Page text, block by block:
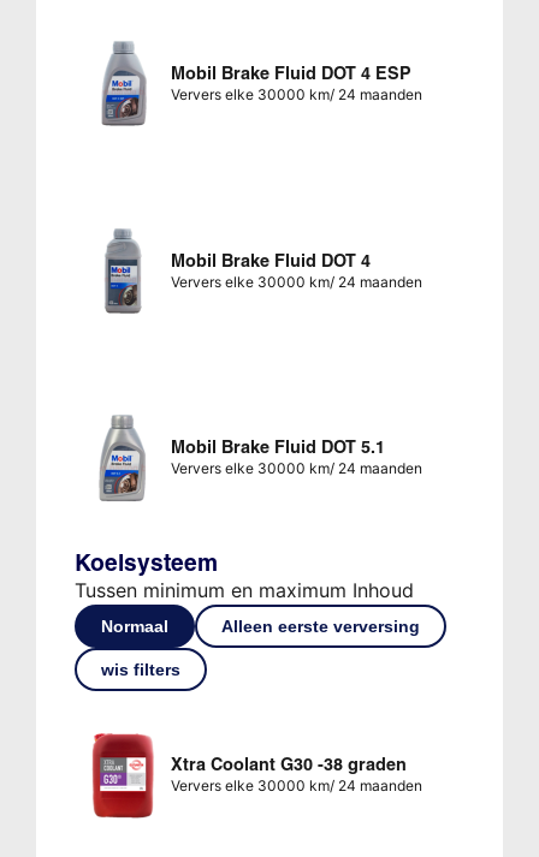
Mobil Brake Fluid DOT 4 ESP
Ververs elke 30000 km/ 24 maanden
Mobil Brake Fluid DOT 4
Ververs elke 30000 km/ 24 maanden
Mobil Brake Fluid DOT 5.1
Ververs elke 30000 km/ 24 maanden
Koelsysteem
Tussen minimum en maximum Inhoud
Normaal Alleen eerste verversing
wis filters
Xtra Coolant G30 -38 graden
Ververs elke 30000 km/ 24 maanden